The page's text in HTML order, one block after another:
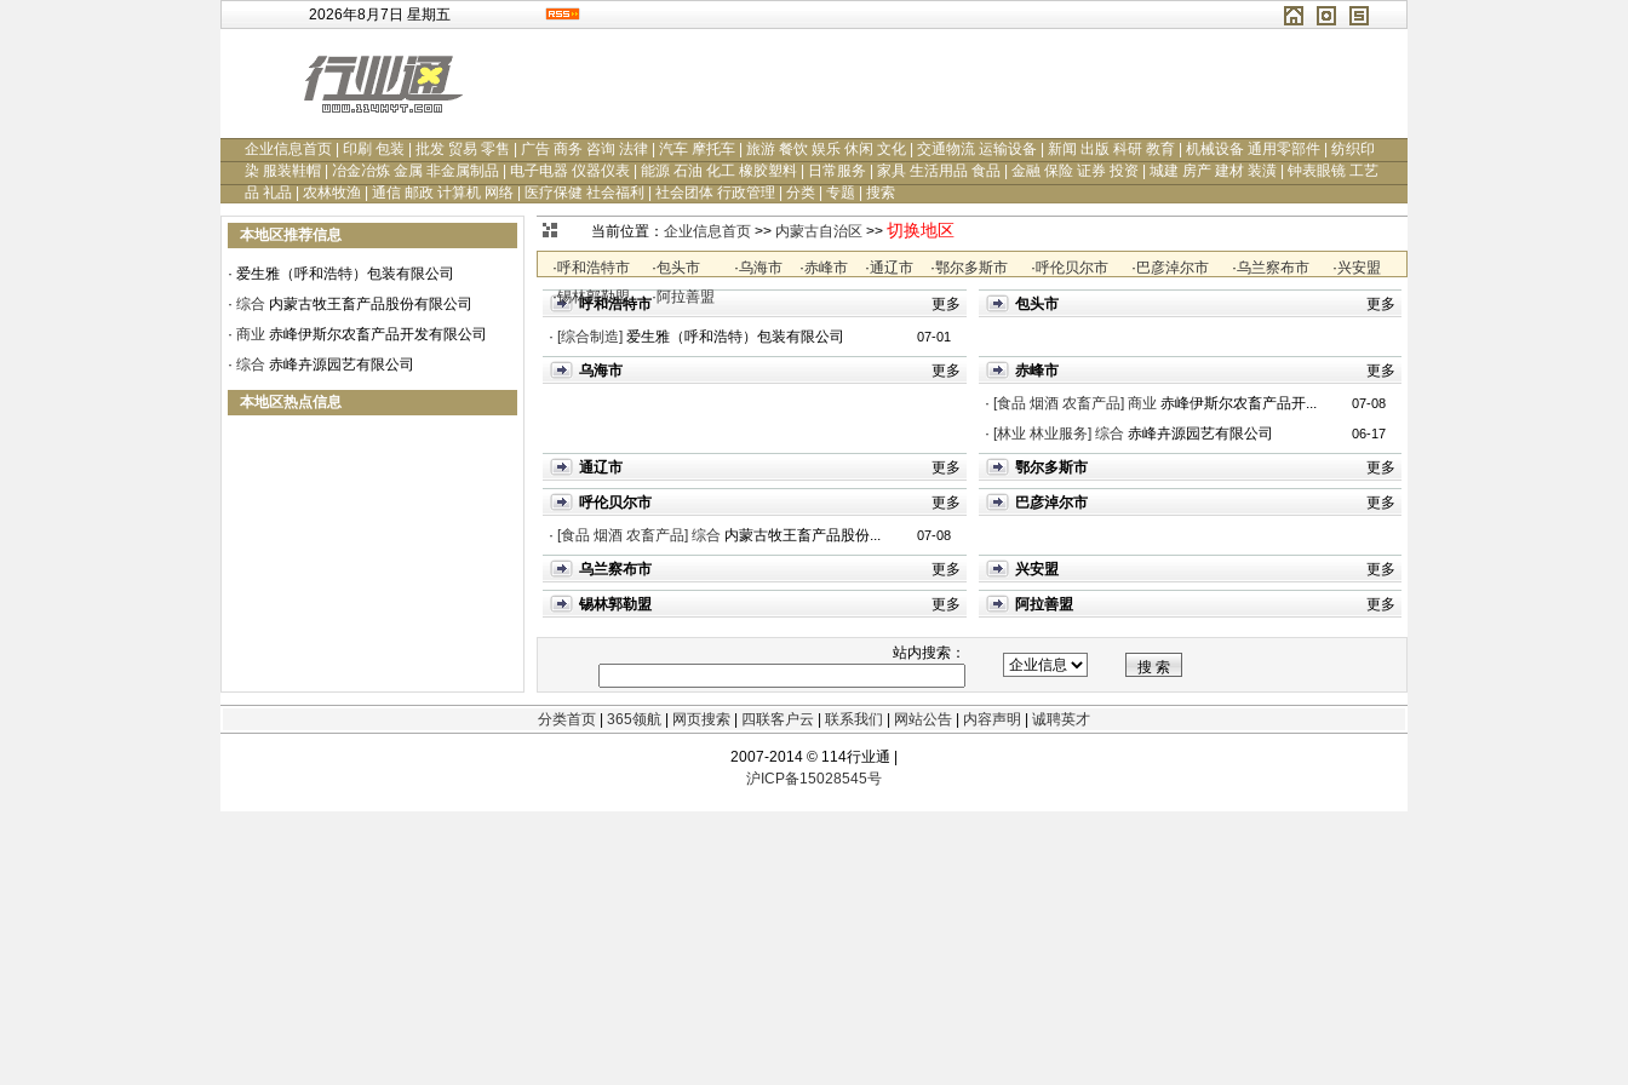
2026年8月7日 星期五
企业信息首页 印刷 包装 批发 贸易 零售 广告 商务 咨询 法律 汽车 摩托车 旅游 餐饮 娱乐 休闲 文化 交通物流 运输设备 新闻 出版 科研 教育 机械设备 通用零部件
纺织印
染 服装鞋帽
冶金冶炼 金属 非金属制品 电子电器 仪器仪表 能源 石油 化工 橡胶塑料 日常服务 家具 生活用品 食品 金融 保险 证券 投资 城建 房产 建材 装潢
钟表眼镜 工艺
品 礼品
农林牧渔 通信 邮政 计算机 网络 医疗保健 社会福利 社会团体 行政管理 分类 专题 搜索
本地区推荐信息
· 爱生雅（呼和浩特）包装有限公司
· 综合 内蒙古牧王畜产品股份有限公司
· 商业 赤峰伊斯尔农畜产品开发有限公司
· 综合 赤峰卉源园艺有限公司
本地区热点信息
当前位置： 企业信息首页 >> 内蒙古自治区 >> 切换地区
·呼和浩特市 ·包头市 ·乌海市 ·赤峰市 ·通辽市 ·鄂尔多斯市 ·呼伦贝尔市 · 巴彦淖尔市 ·乌兰察布市 ·兴安盟
·锡林郭勒盟 ·阿拉善盟
呼和浩特市 更多
07-01
· [综合制造] 爱生雅（呼和浩特）包装有限公司
包头市 更多
乌海市 更多 赤峰市 更多
07-08
· [食品 烟酒 农畜产品] 商业 赤峰伊斯尔农畜产品开...
06-17
· [林业 林业服务] 综合 赤峰卉源园艺有限公司
通辽市
更多 鄂尔多斯市 更多
呼伦贝尔市 更多
07-08
· [食品 烟酒 农畜产品] 综合 内蒙古牧王畜产品股份...
巴彦淖尔市 更多
乌兰察布市 更多 兴安盟 更多
锡林郭勒盟 更多 阿拉善盟 更多
站内搜索：
分类首页 365领航 网页搜索 四联客户云 联系我们 网站公告 内容声明 诚聘英才
2007-2014 © 114行业通 |
沪ICP备15028545号